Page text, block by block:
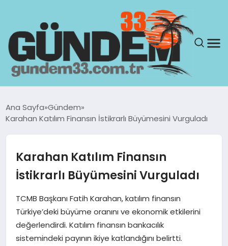
YAŞAM
SAĞLIK
TEKNOLOJI
EKONOMI
Ana Sayfa Gündem
Karahan Katılım Finansın İstikrarlı Büyümesini Vurguladı
Karahan Katılım Finansın
İstikrarlı Büyümesini Vurguladı
TCMB Başkanı Fatih Karahan, katılım finansın
Türkiye’deki büyüme oranını ve ekonomik etkilerini
değerlendirdi. Katılım finansın bankacılık
sistemindeki payının ikiye katlandığını belirtti.